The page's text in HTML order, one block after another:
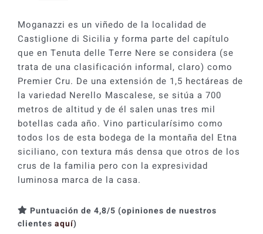
Moganazzi
2024
cantidad
Moganazzi es un viñedo de la localidad de
Castiglione di Sicilia y forma parte del capítulo
que en Tenuta delle Terre Nere se considera (se
trata de una clasificación informal, claro) como
Premier Cru. De una extensión de 1,5 hectáreas de
la variedad Nerello Mascalese, se sitúa a 700
metros de altitud y de él salen unas tres mil
botellas cada año. Vino particularísimo como
todos los de esta bodega de la montaña del Etna
siciliano, con textura más densa que otros de los
crus de la familia pero con la expresividad
luminosa marca de la casa.
Puntuación de 4,8/5 (opiniones de nuestros
clientes aquí)